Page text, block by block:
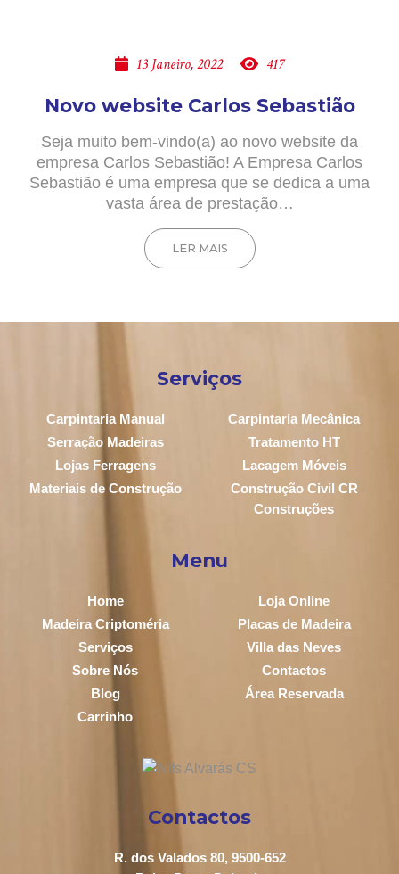
13 Janeiro, 2022 417
Novo website Carlos Sebastião
Seja muito bem-vindo(a) ao novo website da
empresa Carlos Sebastião! A Empresa Carlos
Sebastião é uma empresa que se dedica a uma
vasta área de prestação…
LER MAIS
Serviços
Carpintaria Manual
Carpintaria Mecânica
Serração Madeiras
Tratamento HT
Lojas Ferragens
Lacagem Móveis
Materiais de Construção
Construção Civil CR
Construções
Menu
Home
Loja Online
Madeira Criptoméria
Placas de Madeira
Serviços
Villa das Neves
Sobre Nós
Contactos
Blog
Área Reservada
Carrinho
Contactos
R. dos Valados 80, 9500-652